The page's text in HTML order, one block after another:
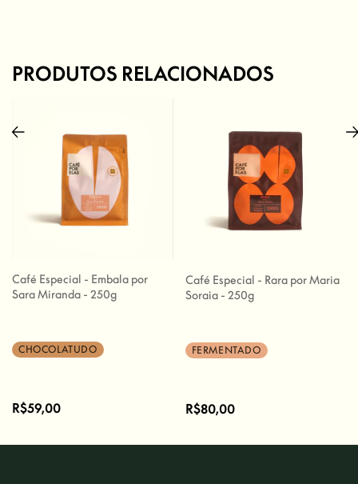
PRODUTOS RELACIONADOS
Café Especial - Embala por
Sara Miranda - 250g
CHOCOLATUDO
R$59,00
Café Especial - Rara por Maria
Soraia - 250g
FERMENTADO
R$80,00